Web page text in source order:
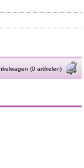
(0 artikelen)